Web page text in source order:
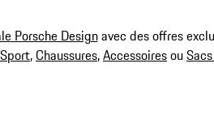
Porsche Designavec des offres
Sport,Chaussures,Accessoiresou